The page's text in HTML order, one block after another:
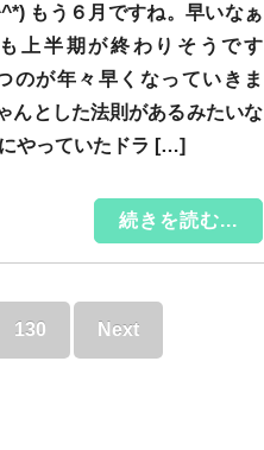
もう６月ですね。早いなぁ
上半期が終わりそうです
のが年々早くなっていきま
んとした法則があるみたいな
やっていたドラ […]
続きを読む...
130 Next